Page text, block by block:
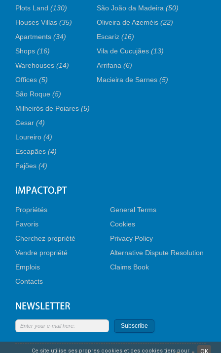
Plots Land(130)
Houses Villas(35)
Apartments(34)
Shops(16)
Warehouses(14)
Offices(5)
São João da Madeira(50)
Oliveira de Azeméis(22)
Escariz(16)
Vila de Cucujães(13)
Arrifana(6)
Macieira de Sarnes(5)
São Roque(5)
Milheirós de Poiares(5)
Cesar(4)
Loureiro(4)
Escapães(4)
Fajões(4)
Propriétés
Favoris
Cherchez propriété
Vendre propriété
Emplois
Contacts
General Terms
Cookies
Privacy Policy
Alternative Dispute Resolution
Claims Book
Subscribe
OK
Ce site utilise ses propres cookies et des cookies tiers pour